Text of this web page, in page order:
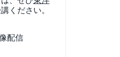
ください。
配信